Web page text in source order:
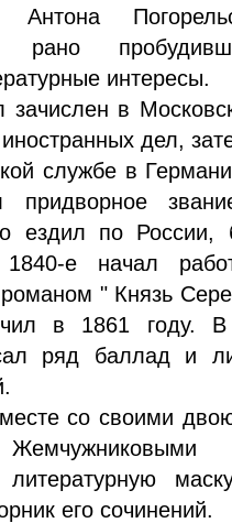
Антона
рано
интересы.
зачислен в
дел,
службе в
придворное
ездил по России,
е начал
романом " Князь
в 1861 году.
ряд баллад и
со своими
литературную
его сочинений.